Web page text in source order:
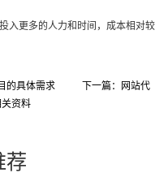
入更多的人力和时间，成本相对较
的具体需求
下一篇：网站代
资料
荐